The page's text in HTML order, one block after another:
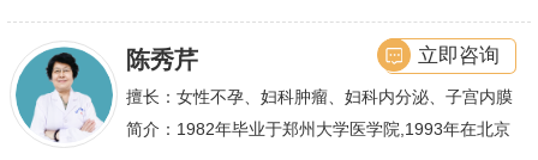
陈秀芹
擅长：女性不孕、妇科肿瘤、妇科内分泌、子宫内膜
异位症、多囊卵巢等疾病的诊治,宫腹腔镜手术,盆底
简介：1982年毕业于郑州大学医学院,1993年在北京
立即咨询